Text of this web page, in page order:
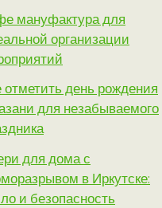
мануфактура для
организации
отметить день рождения
для незабываемого
для дома с
в Иркутске:
и безопасность